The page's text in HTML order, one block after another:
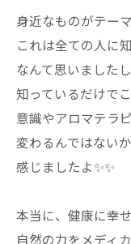
身近なものがテーマ
これは全ての人に
なんて思いましたし
知っているだけで
意識やアロマテラ
変わるんではない
感じましたよ✨✨
本当に、健康に幸
自然の力をメディ